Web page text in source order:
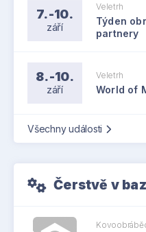
7.-10.
září
Veletrh
Týden
partnery
8.-10.
září
Veletrh
World of
Všechny události
Čerstvě v